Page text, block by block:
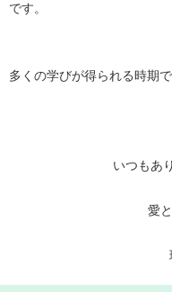
です。
多くの学びが得られる時期で
いつもあ
愛